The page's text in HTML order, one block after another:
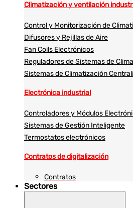
Climatización y ventilación
Control y Monitorización de
Difusores y Rejillas de Aire
Fan Coils Electrónicos
Reguladores de Sistemas de
Sistemas de Climatización
Electrónica industrial
Controladores y Módulos
Sistemas de Gestión Inteligente
Termostatos electrónicos
Contratos de digitalización
Contratos
Sectores